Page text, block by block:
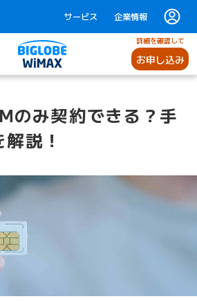
サービス 企業情報
詳細を確認して
お申し込み
のみ契約できる？手
説！